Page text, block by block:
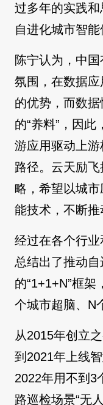
过多年的实践
自进化城市智能
陈宁认为，中
氛围，在数据
的优势，而数
的“养料”，因
游应用驱动上
路径。云天励飞
略，希望以城
能技术，不断推
经过在各个行
总结出了推动
的“1+1+N”框
个城市超脑、N
从2015年创立
到2021年上线
2022年用不到3
路巡检场景“无